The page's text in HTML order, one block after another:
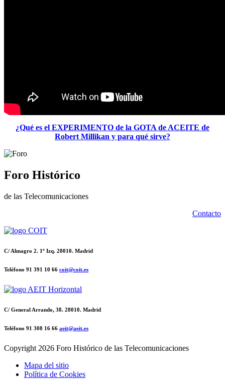
¿Qué es el EXPERIMENTO de la GOTA de ACEITE de
Robert Millikan y para qué sirve?
Foro Histórico
de las Telecomunicaciones
Contacto
C/ Almagro 2. 1º Izq. 28010. Madrid
Teléfono 91 391 10 66 coit@coit.es
C/ General Arrando, 38. 28010. Madrid
Teléfono 91 308 16 66 aeit@aeit.es
Copyright 2026 Foro Histórico de las Telecomunicaciones
Mapa del sitio
Política de Cookies